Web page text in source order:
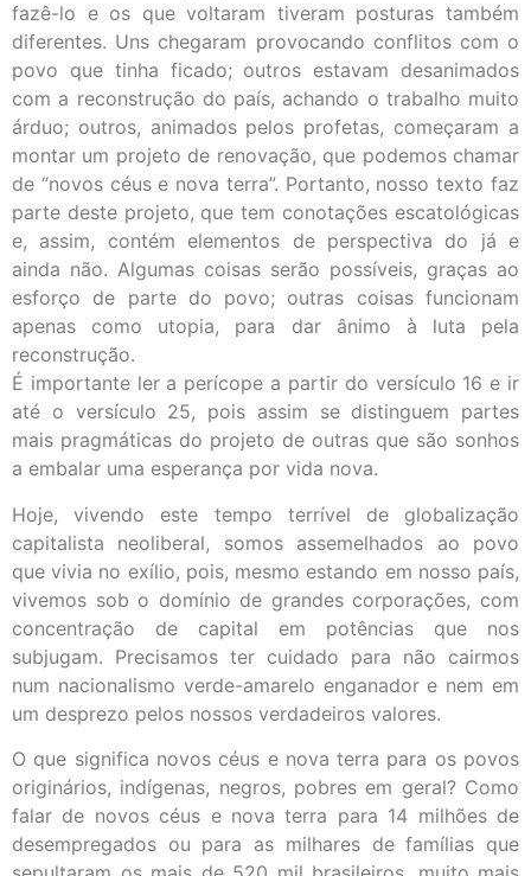
fazê-lo e os que voltaram tiveram posturas também
diferentes. Uns chegaram provocando conflitos com o
povo que tinha ficado; outros estavam desanimados
com a reconstrução do país, achando o trabalho muito
árduo; outros, animados pelos profetas, começaram a
montar um projeto de renovação, que podemos chamar
de “novos céus e nova terra”. Portanto, nosso texto faz
parte deste projeto, que tem conotações escatológicas
e, assim, contém elementos de perspectiva do já e
ainda não. Algumas coisas serão possíveis, graças ao
esforço de parte do povo; outras coisas funcionam
apenas como utopia, para dar ânimo à luta pela
reconstrução.
É importante ler a perícope a partir do versículo 16 e ir
até o versículo 25, pois assim se distinguem partes
mais pragmáticas do projeto de outras que são sonhos
a embalar uma esperança por vida nova.
Hoje, vivendo este tempo terrível de globalização
capitalista neoliberal, somos assemelhados ao povo
que vivia no exílio, pois, mesmo estando em nosso país,
vivemos sob o domínio de grandes corporações, com
concentração de capital em potências que nos
subjugam. Precisamos ter cuidado para não cairmos
num nacionalismo verde-amarelo enganador e nem em
um desprezo pelos nossos verdadeiros valores.
O que significa novos céus e nova terra para os povos
originários, indígenas, negros, pobres em geral? Como
falar de novos céus e nova terra para 14 milhões de
desempregados ou para as milhares de famílias que